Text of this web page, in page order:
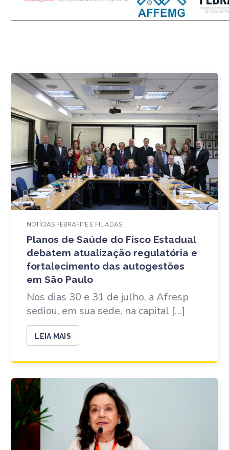
NOTÍCIAS FEBRAFITE E FILIADAS
Planos de Saúde do Fisco Estadual
debatem atualização regulatória e
fortalecimento das autogestões
em São Paulo
Nos dias 30 e 31 de julho, a Afresp
sediou, em sua sede, na capital […]
LEIA MAIS